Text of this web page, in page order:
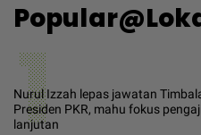
1
Nurul Izzah lepas jawatan
Presiden PKR, mahu fokus
lanjutan